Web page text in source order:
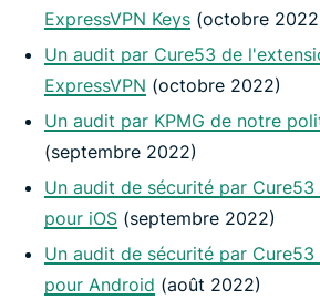
ExpressVPN Keys (octobre
Un audit par Cure53 de
ExpressVPN (octobre 2022)
Un audit par KPMG de notre
(septembre 2022)
Un audit de sécurité par
pour iOS (septembre 2022)
Un audit de sécurité par
pour Android (août 2022)